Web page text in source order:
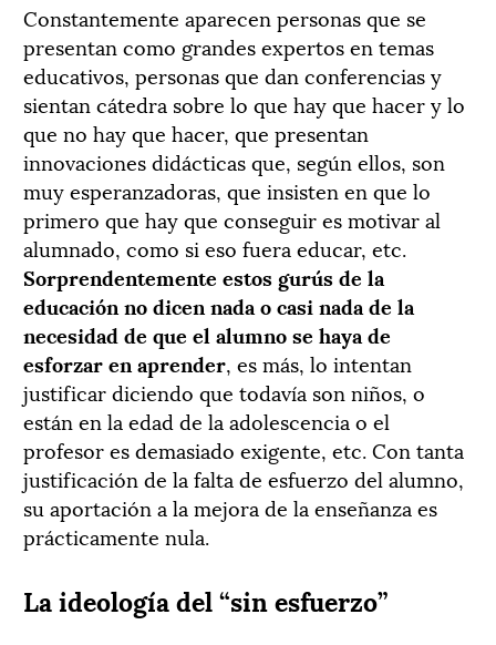
Constantemente aparecen personas que se
presentan como grandes expertos en temas
educativos, personas que dan conferencias y
sientan cátedra sobre lo que hay que hacer y lo
que no hay que hacer, que presentan
innovaciones didácticas que, según ellos, son
muy esperanzadoras, que insisten en que lo
primero que hay que conseguir es motivar al
alumnado, como si eso fuera educar, etc.
Sorprendentemente estos gurús de la
educación no dicen nada o casi nada de la
necesidad de que el alumno se haya de
esforzar en aprender, es más, lo intentan
justificar diciendo que todavía son niños, o
están en la edad de la adolescencia o el
profesor es demasiado exigente, etc. Con tanta
justificación de la falta de esfuerzo del alumno,
su aportación a la mejora de la enseñanza es
prácticamente nula.
La ideología del “sin esfuerzo”